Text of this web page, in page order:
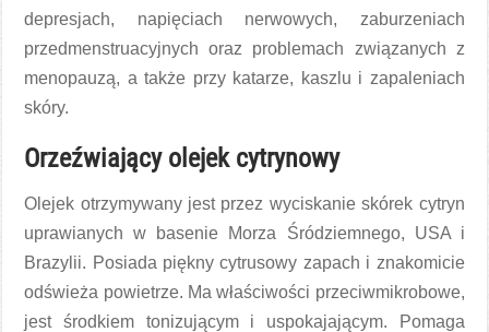
depresjach, napięciach nerwowych, zaburzeniach
przedmenstruacyjnych oraz problemach związanych z
menopauzą, a także przy katarze, kaszlu i zapaleniach
skóry.
Orzeźwiający olejek cytrynowy
Olejek otrzymywany jest przez wyciskanie skórek cytryn
uprawianych w basenie Morza Śródziemnego, USA i
Brazylii. Posiada piękny cytrusowy zapach i znakomicie
odświeża powietrze. Ma właściwości przeciwmikrobowe,
jest środkiem tonizującym i uspokajającym. Pomaga